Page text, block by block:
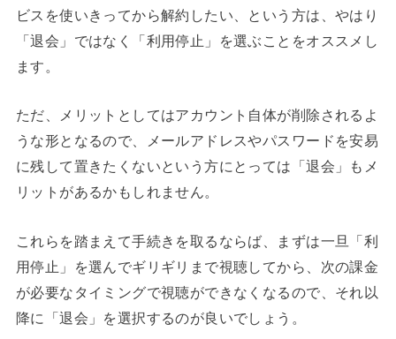
ビスを使いきってから解約したい、という方は、やはり
「退会」ではなく「利用停止」を選ぶことをオススメし
ます。
ただ、メリットとしてはアカウント自体が削除されるよ
うな形となるので、メールアドレスやパスワードを安易
に残して置きたくないという方にとっては「退会」もメ
リットがあるかもしれません。
これらを踏まえて手続きを取るならば、まずは一旦「利
用停止」を選んでギリギリまで視聴してから、次の課金
が必要なタイミングで視聴ができなくなるので、それ以
降に「退会」を選択するのが良いでしょう。